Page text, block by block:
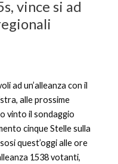
vince si ad
ad un’alleanza con il
alle prossime
vinto il sondaggio
cinque Stelle sulla
quest’oggi alle ore
1538 votanti,